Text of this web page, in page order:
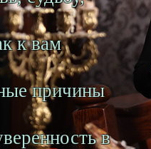
к вам
причины
в